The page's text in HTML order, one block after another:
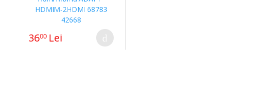
3600Lei